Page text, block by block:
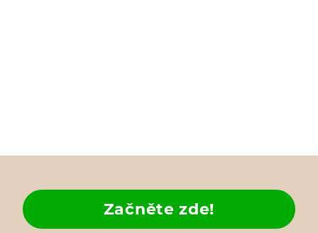
Začněte zde!